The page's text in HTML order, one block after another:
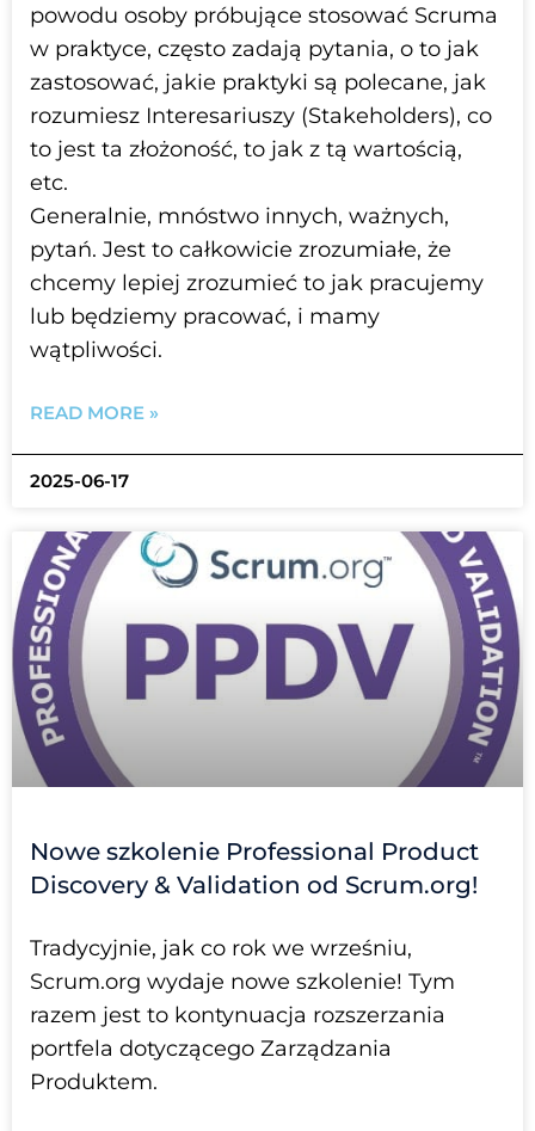
powodu osoby próbujące stosować Scruma
w praktyce, często zadają pytania, o to jak
zastosować, jakie praktyki są polecane, jak
rozumiesz Interesariuszy (Stakeholders), co
to jest ta złożoność, to jak z tą wartością,
etc.
Generalnie, mnóstwo innych, ważnych,
pytań. Jest to całkowicie zrozumiałe, że
chcemy lepiej zrozumieć to jak pracujemy
lub będziemy pracować, i mamy
wątpliwości.
READ MORE »
2025-06-17
Nowe szkolenie Professional Product
Discovery & Validation od Scrum.org!
Tradycyjnie, jak co rok we wrześniu,
Scrum.org wydaje nowe szkolenie! Tym
razem jest to kontynuacja rozszerzania
portfela dotyczącego Zarządzania
Produktem.